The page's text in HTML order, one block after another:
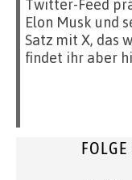
Twitter-Feed
Elon Musk und
Satz mit X, das
findet ihr aber